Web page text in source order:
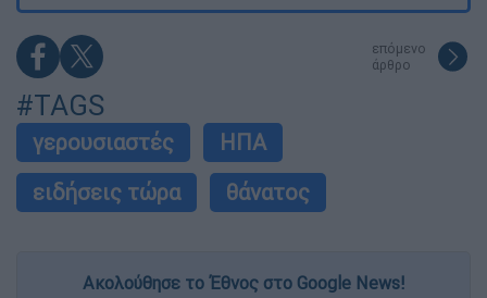
επόμενο
άρθρο
#TAGS
γερουσιαστές
ΗΠΑ
ειδήσεις τώρα
θάνατος
Ακολούθησε το Έθνος στο Google News!